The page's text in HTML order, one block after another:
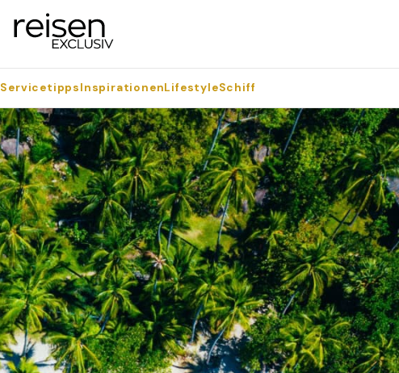
ServicetippsInspirationenLifestyleSchiff